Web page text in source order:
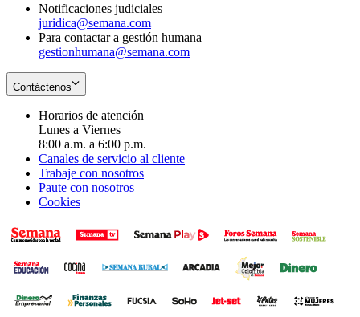
Notificaciones judiciales
juridica@semana.com
Para contactar a gestión humana
gestionhumana@semana.com
Contáctenos
Horarios de atención
Lunes a Viernes
8:00 a.m. a 6:00 p.m.
Canales de servicio al cliente
Trabaje con nosotros
Paute con nosotros
Cookies